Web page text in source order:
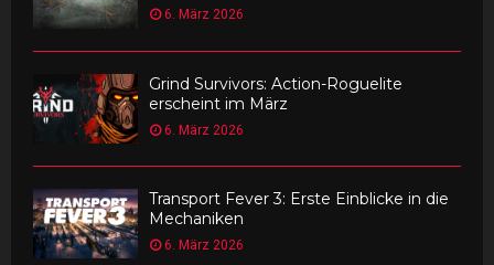
6. März 2026
Grind Survivors: Action-Roguelite
erscheint im März
6. März 2026
Transport Fever 3: Erste Einblicke in die
Mechaniken
6. März 2026